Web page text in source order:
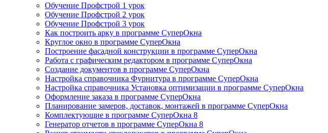
Обучение Профстрой 1 урок
Обучение Профстрой 2 урок
Обучение Профстрой 3 урок
Как построить арку в программе СуперОкна
Круглое окно в программе СуперОкна
Построение фасадной конструкции в программе СуперОкна
Работа с графическим редактором в программе СуперОкна
Создание документов в программе СуперОкна
Настройка справочника Фурнитура в программе СуперОкна
Настройка справочника Установка оптимизации в программе СуперОкна
Оформление заказа в программе СуперОкна
Планирование замеров, доставок, монтажей в программе СуперОкна
Комплектующие в программе СуперОкна 8
Генератор отчетов в программе СуперОкна 8